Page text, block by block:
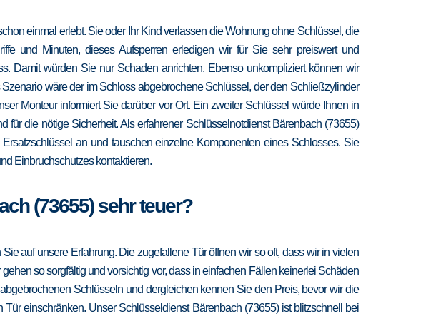
einmal erlebt. Sie oder Ihr Kind verlassen die Wohnung ohne Schlüssel, die
und Minuten, dieses Aufsperren erledigen wir für Sie sehr preiswert und
Damit würden Sie nur Schaden anrichten. Ebenso unkompliziert können wir
wäre der im Schloss abgebrochene Schlüssel, der den Schließzylinder
Monteur informiert Sie darüber vor Ort. Ein zweiter Schlüssel würde Ihnen in
die nötige Sicherheit. Als erfahrener Schlüsselnotdienst Bärenbach (73655)
an und tauschen einzelne Komponenten eines Schlosses. Sie
Einbruchschutzes kontaktieren.
(73655) sehr teuer?
auf unsere Erfahrung. Die zugefallene Tür öffnen wir so oft, dass wir in vielen
so sorgfältig und vorsichtig vor, dass in einfachen Fällen keinerlei Schäden
Schlüsseln und dergleichen kennen Sie den Preis, bevor wir die
einschränken. Unser Schlüsseldienst Bärenbach (73655) ist blitzschnell bei